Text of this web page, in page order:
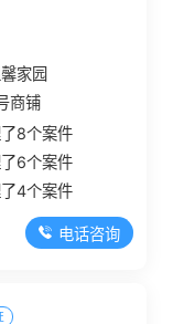
家园
商铺
8个案件
6个案件
4个案件
电话咨询